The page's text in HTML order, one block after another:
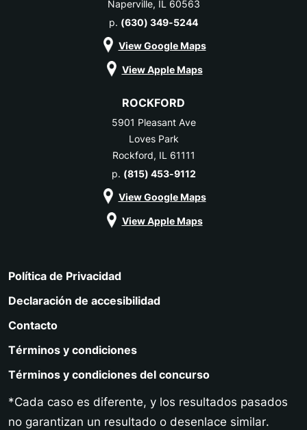
Naperville, IL 60563
p. (630) 349-5244
View Google Maps
View Apple Maps
ROCKFORD
5901 Pleasant Ave
Loves Park
Rockford, IL 61111
p. (815) 453-9112
View Google Maps
View Apple Maps
Política de Privacidad
Declaración de accesibilidad
Contacto
Términos y condiciones
Términos y condiciones del concurso
*Cada caso es diferente, y los resultados pasados
no garantizan un resultado o desenlace similar.